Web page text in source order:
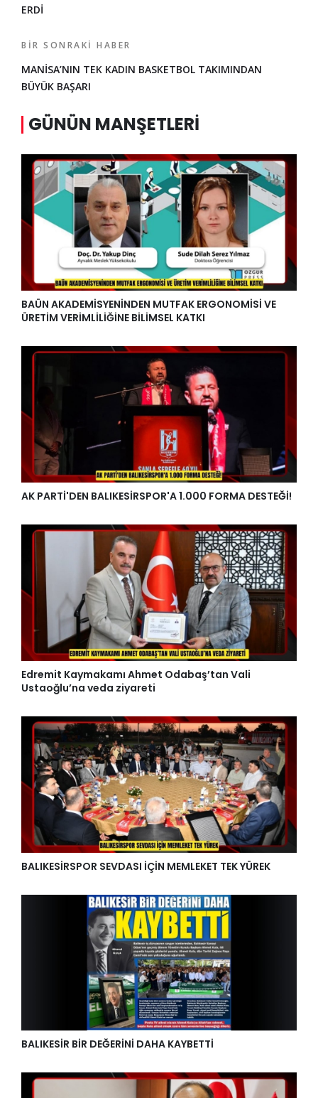
ERDİ
BIR SONRAKI HABER
MANİSA’NIN TEK KADIN BASKETBOL TAKIMINDAN
BÜYÜK BAŞARI
GÜNÜN MANŞETLERI
BAÜN AKADEMİSYENİNDEN MUTFAK ERGONOMİSİ VE
ÜRETİM VERİMLİLİĞİNE BİLİMSEL KATKI
AK PARTİ'DEN BALIKESİRSPOR'A 1.000 FORMA DESTEĞİ!
Edremit Kaymakamı Ahmet Odabaş’tan Vali
Ustaoğlu’na veda ziyareti
BALIKESİRSPOR SEVDASI İÇİN MEMLEKET TEK YÜREK
BALIKESİR BİR DEĞERİNİ DAHA KAYBETTİ